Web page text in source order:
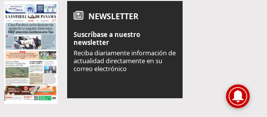
NEWSLETTER
Suscríbase a nuestro
newsletter
Reciba diariamente información de
actualidad directamente en su
correo electrónico